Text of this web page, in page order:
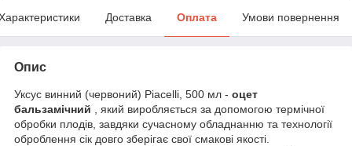
Доставка Оплата Умови повернення
Опис
Уксус винний (червоний) Piacelli, 500 мл - оцет
бальзамічний , який виробляється за допомогою термічної
обробки плодів, завдяки сучасному обладнанню та технології
оброблення сік довго зберігає свої смакові якості.